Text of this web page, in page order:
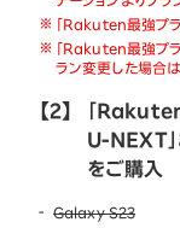
「Rakuten最強プラ
「Rakuten最強プ
ラン変更した場合
【2】
「
U-NEXT
をご購入
Galaxy S23